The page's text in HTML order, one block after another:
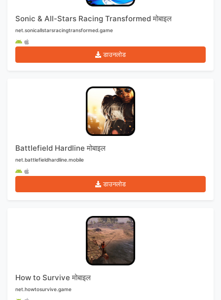
Sonic & All-Stars Racing Transformed मोबाइल
net.sonicallstarsracingtransformed.game
डाउनलोड
Battlefield Hardline मोबाइल
net.battlefieldhardline.mobile
डाउनलोड
How to Survive मोबाइल
net.howtosurvive.game